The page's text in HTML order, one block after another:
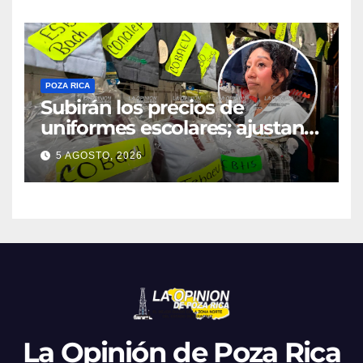
POZA RICA
Subirán los precios de
uniformes escolares; ajustan
promociones
5 AGOSTO, 2026
La Opinión de Poza Rica